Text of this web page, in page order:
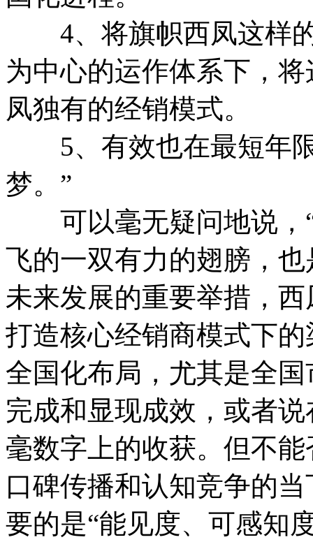
4、将旗帜西凤这样的
为中心的运作体系下，
凤独有的经销模式。
5、有效也在最短年限
梦。”
可以毫无疑问地说，“
飞的一双有力的翅膀，
未来发展的重要举措，
打造核心经销商模式下
全国化布局，尤其是全
完成和显现成效，或者
毫数字上的收获。但不
口碑传播和认知竞争的
要的是“能见度、可感知